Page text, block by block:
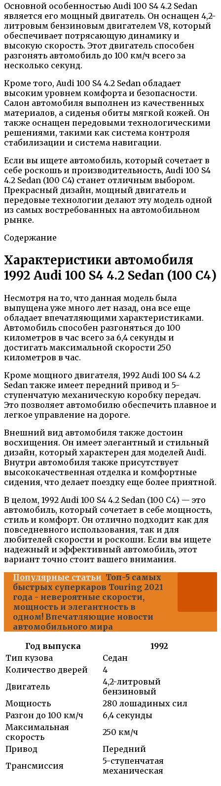
Основной особенностью Audi 100 S4 4.2 Sedan
является его мощный двигатель. Он оснащен 4,2-
литровым бензиновым двигателем V8, который
обеспечивает потрясающую динамику и
высокую скорость. Этот двигатель способен
разгонять автомобиль до 100 км/ч всего за
несколько секунд.
Кроме того, Audi 100 S4 4.2 Sedan обладает
высоким уровнем комфорта и безопасности.
Салон автомобиля выполнен из качественных
материалов, а сиденья обиты мягкой кожей. Он
также оснащен передовыми технологическими
решениями, такими как система контроля
стабилизации и система навигации.
Если вы ищете автомобиль, который сочетает в
себе роскошь и производительность, Audi 100 S4
4.2 Sedan (100 C4) станет отличным выбором.
Прекрасный дизайн, мощный двигатель и
передовые технологии делают эту модель одной
из самых востребованных на автомобильном
рынке.
Содержание
Характеристики автомобиля
1992 Audi 100 S4 4.2 Sedan (100 С4)
Несмотря на то, что данная модель была
выпущена уже много лет назад, она все еще
обладает впечатляющими характеристиками.
Автомобиль способен разгоняться до 100
километров в час всего за 6,4 секунды и
достигать максимальной скорости 250
километров в час.
Кроме мощного двигателя, 1992 Audi 100 S4 4.2
Sedan также имеет передний привод и 5-
ступенчатую механическую коробку передач.
Это позволяет автомобилю обеспечить плавное и
легкое управление на дороге.
Внешний вид автомобиля также достоин
восхищения. Он имеет элегантный и стильный
дизайн, который характерен для моделей Audi.
Внутри автомобиля также присутствует
высококачественная отделка и комфортные
сидения, что делает поездку еще более приятной.
В целом, 1992 Audi 100 S4 4.2 Sedan (100 С4) — это
автомобиль, который сочетает в себе мощность,
стиль и комфорт. Он отлично подходит как для
повседневного использования, так и для
любителей скорости и роскоши. Если вы ищете
надежный и эффективный автомобиль, этот
вариант точно стоит вашего внимания.
Популярные статьи Топ-5 самых
быстрых суперкаров Touring 2021
года - невероятные скорости,
мощность и элегантность в
одном! Впечатляющие новости
автомобильного мира
Год выпуска
1992
Тип кузова
Седан
Количество дверей
4
Двигатель
4,2-литровый
бензиновый
Мощность
280 лошадиных сил
Разгон до 100 км/ч
6,4 секунды
Максимальная
скорость
250 км/ч
Привод
Передний
Трансмиссия
5-ступенчатая
механическая